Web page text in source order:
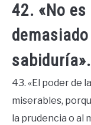
42. «No
sabiduría».
43. «El poder de
miserables,
la prudencia o al